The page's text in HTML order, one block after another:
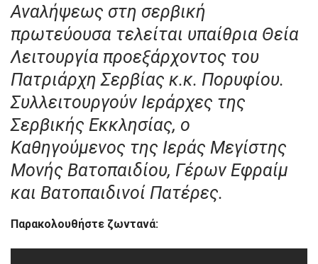
Αναλήψεως στη σερβική
πρωτεύουσα τελείται υπαίθρια Θεία
Λειτουργία προεξάρχοντος του
Πατριάρχη Σερβίας κ.κ. Πορυφίου.
Συλλειτουργούν Ιεράρχες της
Σερβικής Εκκλησίας, ο
Καθηγούμενος της Ιεράς Μεγίστης
Μονής Βατοπαιδίου, Γέρων Εφραίμ
και Βατοπαιδινοί Πατέρες.
Παρακολουθήστε ζωντανά: